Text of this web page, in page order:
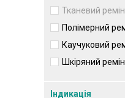
Тканевий
Полімерний
Каучуковий
Шкіряний
Індикація